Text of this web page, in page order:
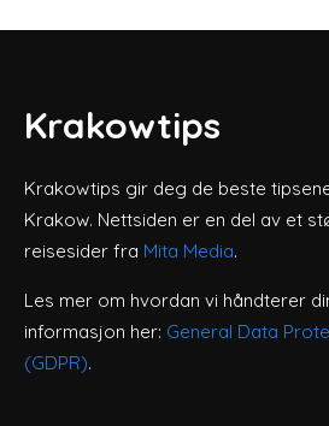
Krakowtips
Krakowtips gir deg de beste
Krakow. Nettsiden er en del av et
reisesider fra Mita Media.
Les mer om hvordan vi håndterer
informasjon her: General Data
(GDPR).